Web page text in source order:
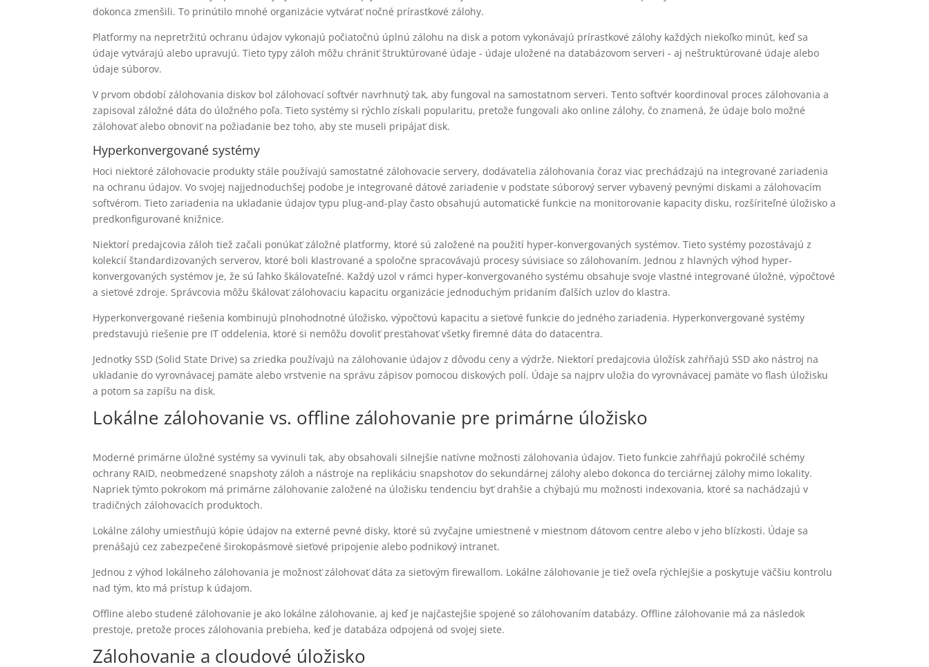
dokonca zmenšili. To prinútilo mnohé organizácie vytvárať nočné prírastkové zálohy.
Platformy na nepretržitú ochranu údajov vykonajú počiatočnú úplnú zálohu na disk a potom vykonávajú prírastkové zálohy každých niekoľko minút, keď sa
údaje vytvárajú alebo upravujú. Tieto typy záloh môžu chrániť štruktúrované údaje - údaje uložené na databázovom serveri - aj neštruktúrované údaje alebo
údaje súborov.
V prvom období zálohovania diskov bol zálohovací softvér navrhnutý tak, aby fungoval na samostatnom serveri. Tento softvér koordinoval proces zálohovania a
zapisoval záložné dáta do úložného poľa. Tieto systémy si rýchlo získali popularitu, pretože fungovali ako online zálohy, čo znamená, že údaje bolo možné
zálohovať alebo obnoviť na požiadanie bez toho, aby ste museli pripájať disk.
Hyperkonvergované systémy
Hoci niektoré zálohovacie produkty stále používajú samostatné zálohovacie servery, dodávatelia zálohovania čoraz viac prechádzajú na integrované zariadenia
na ochranu údajov. Vo svojej najjednoduchšej podobe je integrované dátové zariadenie v podstate súborový server vybavený pevnými diskami a zálohovacím
softvérom. Tieto zariadenia na ukladanie údajov typu plug-and-play často obsahujú automatické funkcie na monitorovanie kapacity disku, rozšíriteľné úložisko a
predkonfigurované knižnice.
Niektorí predajcovia záloh tiež začali ponúkať záložné platformy, ktoré sú založené na použití hyper-konvergovaných systémov. Tieto systémy pozostávajú z
kolekcií štandardizovaných serverov, ktoré boli klastrované a spoločne spracovávajú procesy súvisiace so zálohovaním. Jednou z hlavných výhod hyper-
konvergovaných systémov je, že sú ľahko škálovateľné. Každý uzol v rámci hyper-konvergovaného systému obsahuje svoje vlastné integrované úložné, výpočtové
a sieťové zdroje. Správcovia môžu škálovať zálohovaciu kapacitu organizácie jednoduchým pridaním ďalších uzlov do klastra.
Hyperkonvergované riešenia kombinujú plnohodnotné úložisko, výpočtovú kapacitu a sieťové funkcie do jedného zariadenia. Hyperkonvergované systémy
predstavujú riešenie pre IT oddelenia, ktoré si nemôžu dovoliť presťahovať všetky firemné dáta do datacentra.
Jednotky SSD (Solid State Drive) sa zriedka používajú na zálohovanie údajov z dôvodu ceny a výdrže. Niektorí predajcovia úložísk zahŕňajú SSD ako nástroj na
ukladanie do vyrovnávacej pamäte alebo vrstvenie na správu zápisov pomocou diskových polí. Údaje sa najprv uložia do vyrovnávacej pamäte vo flash úložisku
a potom sa zapíšu na disk.
Lokálne zálohovanie vs. offline zálohovanie pre primárne úložisko
Moderné primárne úložné systémy sa vyvinuli tak, aby obsahovali silnejšie natívne možnosti zálohovania údajov. Tieto funkcie zahŕňajú pokročilé schémy
ochrany RAID, neobmedzené snapshoty záloh a nástroje na replikáciu snapshotov do sekundárnej zálohy alebo dokonca do terciárnej zálohy mimo lokality.
Napriek týmto pokrokom má primárne zálohovanie založené na úložisku tendenciu byť drahšie a chýbajú mu možnosti indexovania, ktoré sa nachádzajú v
tradičných zálohovacích produktoch.
Lokálne zálohy umiestňujú kópie údajov na externé pevné disky, ktoré sú zvyčajne umiestnené v miestnom dátovom centre alebo v jeho blízkosti. Údaje sa
prenášajú cez zabezpečené širokopásmové sieťové pripojenie alebo podnikový intranet.
Jednou z výhod lokálneho zálohovania je možnosť zálohovať dáta za sieťovým firewallom. Lokálne zálohovanie je tiež oveľa rýchlejšie a poskytuje väčšiu kontrolu
nad tým, kto má prístup k údajom.
Offline alebo studené zálohovanie je ako lokálne zálohovanie, aj keď je najčastejšie spojené so zálohovaním databázy. Offline zálohovanie má za následok
prestoje, pretože proces zálohovania prebieha, keď je databáza odpojená od svojej siete.
Zálohovanie a cloudové úložisko